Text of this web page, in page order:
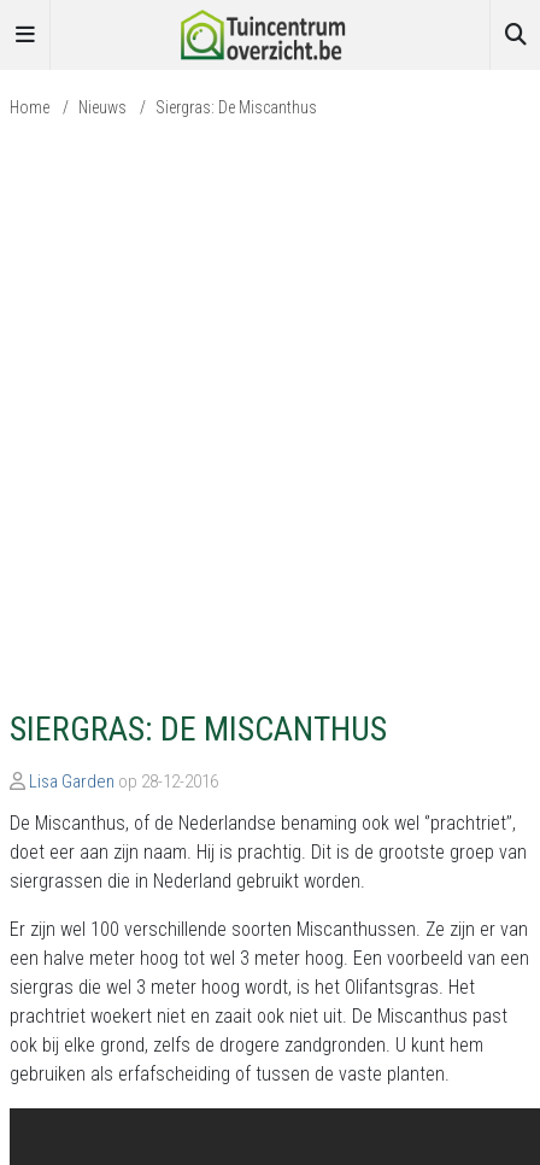
Home / Nieuws / Siergras: De Miscanthus
SIERGRAS: DE MISCANTHUS
Lisa Garden op 28-12-2016
De Miscanthus, of de Nederlandse benaming ook wel ‘’prachtriet’’,
doet eer aan zijn naam. Hij is prachtig. Dit is de grootste groep van
siergrassen die in Nederland gebruikt worden.
Er zijn wel 100 verschillende soorten Miscanthussen. Ze zijn er van
een halve meter hoog tot wel 3 meter hoog. Een voorbeeld van een
siergras die wel 3 meter hoog wordt, is het Olifantsgras. Het
prachtriet woekert niet en zaait ook niet uit. De Miscanthus past
ook bij elke grond, zelfs de drogere zandgronden. U kunt hem
gebruiken als erfafscheiding of tussen de vaste planten.